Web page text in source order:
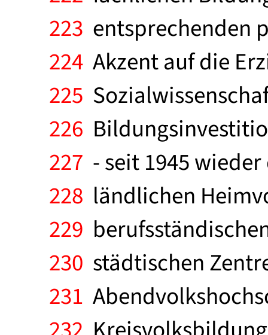
223 entsprechenden
224 Akzent auf die
225
226
227 - seit 1945
228 ländlichen
229
230 städtischen
231